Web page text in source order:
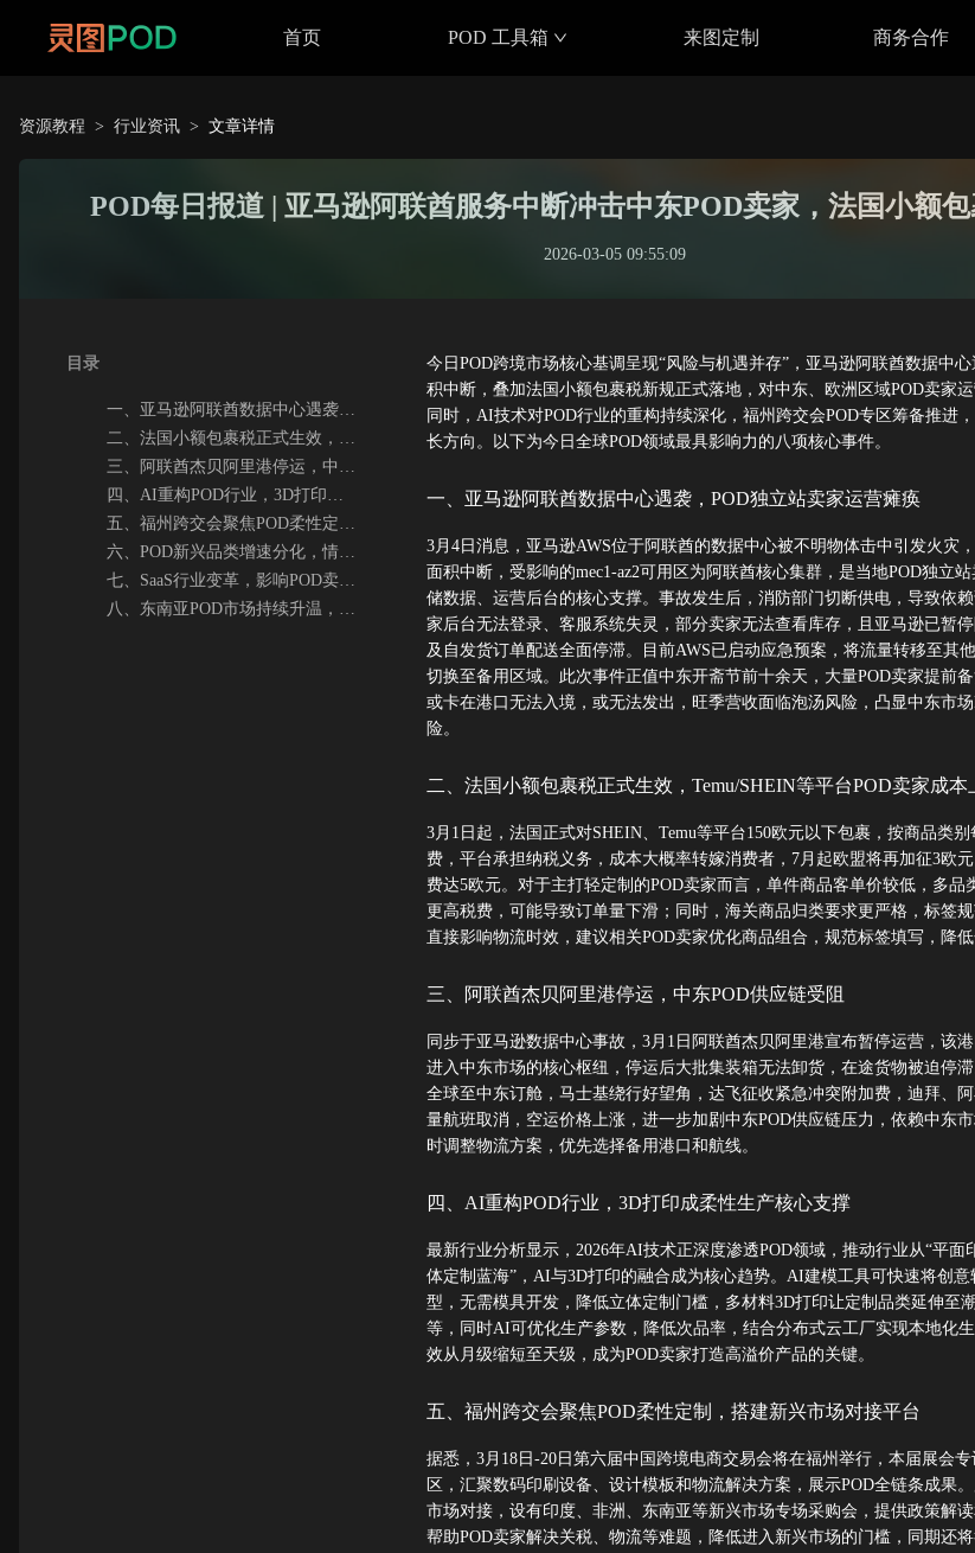
首页 POD 工具箱 来图定制 商务合作
资源教程 > 行业资讯 > 文章详情
POD每日报道 | 亚马逊阿联酋服务中断冲击中东POD卖家，法国小额
2026-03-05 09:55:09
目录
一、亚马逊阿联酋数据中心遇袭，POD独立站卖家运营瘫痪
二、法国小额包裹税正式生效，Temu/SHEIN等平台POD卖家成本上升
三、阿联酋杰贝阿里港停运，中东POD供应链受阻
四、AI重构POD行业，3D打印成柔性生产核心支撑
五、福州跨交会聚焦POD柔性定制，搭建新兴市场对接平台
六、POD新兴品类增速分化，情感纪念、宠物定制成增长主力
七、SaaS行业变革，影响POD卖家运营模式
八、东南亚POD市场持续升温，平价定制需求爆发
今日POD跨境市场核心基调呈现“风险与机遇并存”，亚马逊阿联酋数据中
积中断，叠加法国小额包裹税新规正式落地，对中东、欧洲区域POD卖家运
同时，AI技术对POD行业的重构持续深化，福州跨交会POD专区筹备推进
长方向。以下为今日全球POD领域最具影响力的八项核心事件。
一、亚马逊阿联酋数据中心遇袭，POD独立站卖家运营瘫痪
3月4日消息，亚马逊AWS位于阿联酋的数据中心被不明物体击中引发火灾
面积中断，受影响的mec1-az2可用区为阿联酋核心集群，是当地POD独立
储数据、运营后台的核心支撑。事故发生后，消防部门切断供电，导致依
家后台无法登录、客服系统失灵，部分卖家无法查看库存，且亚马逊已暂
及自发货订单配送全面停滞。目前AWS已启动应急预案，将流量转移至其
切换至备用区域。此次事件正值中东开斋节前十余天，大量POD卖家提前
或卡在港口无法入境，或无法发出，旺季营收面临泡汤风险，凸显中东市
险。
二、法国小额包裹税正式生效，Temu/SHEIN等平台POD卖家成本
3月1日起，法国正式对SHEIN、Temu等平台150欧元以下包裹，按商品类
费，平台承担纳税义务，成本大概率转嫁消费者，7月起欧盟将再加征3欧
费达5欧元。对于主打轻定制的POD卖家而言，单件商品客单价较低，多品
更高税费，可能导致订单量下滑；同时，海关商品归类要求更严格，标签规
直接影响物流时效，建议相关POD卖家优化商品组合，规范标签填写，降低
三、阿联酋杰贝阿里港停运，中东POD供应链受阻
同步于亚马逊数据中心事故，3月1日阿联酋杰贝阿里港宣布暂停运营，该
进入中东市场的核心枢纽，停运后大批集装箱无法卸货，在途货物被迫停
全球至中东订舱，马士基绕行好望角，达飞征收紧急冲突附加费，迪拜、
量航班取消，空运价格上涨，进一步加剧中东POD供应链压力，依赖中东
时调整物流方案，优先选择备用港口和航线。
四、AI重构POD行业，3D打印成柔性生产核心支撑
最新行业分析显示，2026年AI技术正深度渗透POD领域，推动行业从“平面
体定制蓝海”，AI与3D打印的融合成为核心趋势。AI建模工具可快速将创
型，无需模具开发，降低立体定制门槛，多材料3D打印让定制品类延伸至
等，同时AI可优化生产参数，降低次品率，结合分布式云工厂实现本地化
效从月级缩短至天级，成为POD卖家打造高溢价产品的关键。
五、福州跨交会聚焦POD柔性定制，搭建新兴市场对接平台
据悉，3月18日-20日第六届中国跨境电商交易会将在福州举行，本届展会
区，汇聚数码印刷设备、设计模板和物流解决方案，展示POD全链条成果
市场对接，设有印度、非洲、东南亚等新兴市场专场采购会，提供政策解读
帮助POD卖家解决关税、物流等难题，降低进入新兴市场的门槛，同期还